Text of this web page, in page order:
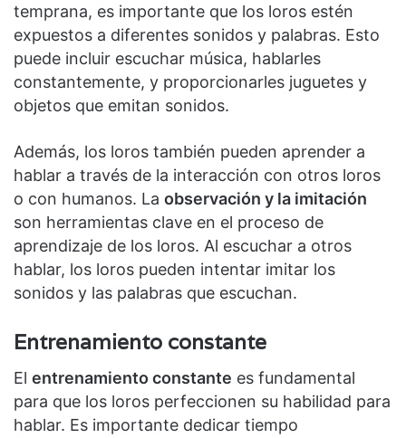
temprana, es importante que los loros estén
expuestos a diferentes sonidos y palabras. Esto
puede incluir escuchar música, hablarles
constantemente, y proporcionarles juguetes y
objetos que emitan sonidos.
Además, los loros también pueden aprender a
hablar a través de la interacción con otros loros
o con humanos. La observación y la imitación
son herramientas clave en el proceso de
aprendizaje de los loros. Al escuchar a otros
hablar, los loros pueden intentar imitar los
sonidos y las palabras que escuchan.
Entrenamiento constante
El entrenamiento constante es fundamental
para que los loros perfeccionen su habilidad para
hablar. Es importante dedicar tiempo